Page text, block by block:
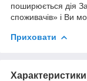
поширюється дія
споживачів» і Ви
Приховати
Характеристики